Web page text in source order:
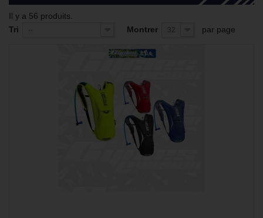
Il y a 56 produits.
Tri
-- Montrer 32 par page